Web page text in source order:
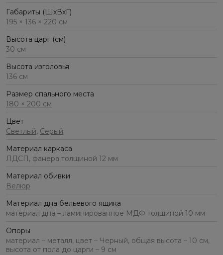
Габариты (ШхВхГ)
195 × 136 × 220 см
Высота царг (см)
30 см
Высота изголовья
136 см
Размер спального места
180 × 200 см
Цвет
Светлый, Серый
Материал каркаса
ЛДСП, фанера толщиной 12 мм
Материал обивки
Велюр
Материал дна бельевого ящика
материал дна – ламинированное МДФ толщиной 10 мм
Опоры
материал – металл, цвет – Черный, общая высота – 10 см,
высота от пола до царги – 9 см